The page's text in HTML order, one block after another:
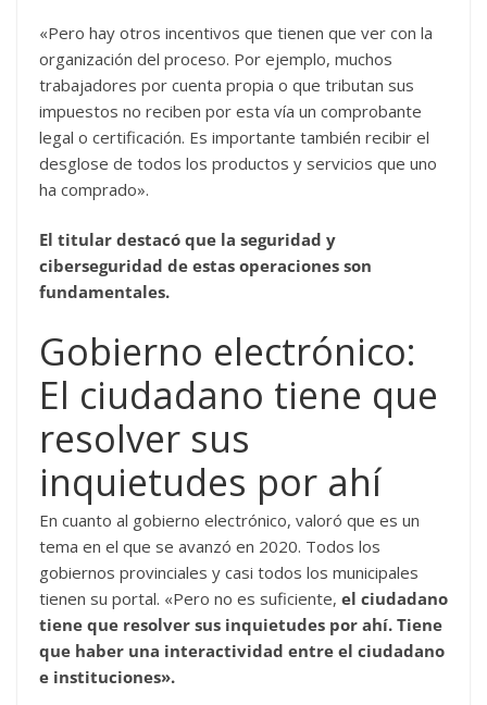
«Pero hay otros incentivos que tienen que ver con la
organización del proceso. Por ejemplo, muchos
trabajadores por cuenta propia o que tributan sus
impuestos no reciben por esta vía un comprobante
legal o certificación. Es importante también recibir el
desglose de todos los productos y servicios que uno
ha comprado».
El titular destacó que la seguridad y
ciberseguridad de estas operaciones son
fundamentales.
Gobierno electrónico:
El ciudadano tiene que
resolver sus
inquietudes por ahí
En cuanto al gobierno electrónico, valoró que es un
tema en el que se avanzó en 2020. Todos los
gobiernos provinciales y casi todos los municipales
tienen su portal. «Pero no es suficiente, el ciudadano
tiene que resolver sus inquietudes por ahí. Tiene
que haber una interactividad entre el ciudadano
e instituciones».